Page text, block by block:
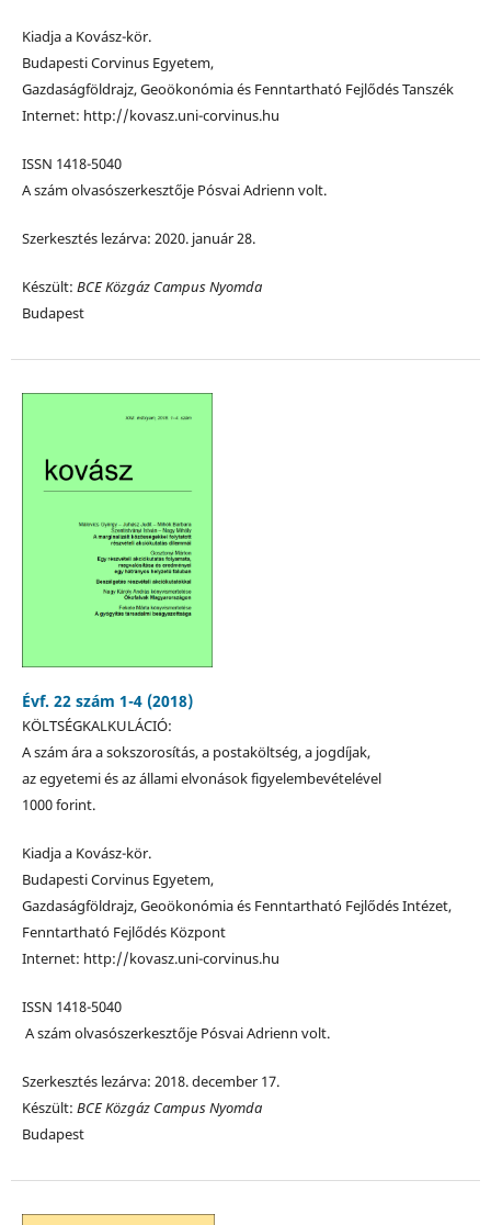
Kiadja a Kovász-kör.
Budapesti Corvinus Egyetem,
Gazdaságföldrajz, Geoökonómia és Fenntartható Fejlődés Tanszék
Internet: http://kovasz.uni-corvinus.hu
ISSN 1418-5040
A szám olvasószerkesztője Pósvai Adrienn volt.
Szerkesztés lezárva: 2020. január 28.
Készült: BCE Közgáz Campus Nyomda
Budapest
Évf. 22 szám 1-4 (2018)
KÖLTSÉGKALKULÁCIÓ:
A szám ára a sokszorosítás, a postaköltség, a jogdíjak,
az egyetemi és az állami elvonások figyelembevételével
1000 forint.
Kiadja a Kovász-kör.
Budapesti Corvinus Egyetem,
Gazdaságföldrajz, Geoökonómia és Fenntartható Fejlődés Intézet,
Fenntartható Fejlődés Központ
Internet: http://kovasz.uni-corvinus.hu
ISSN 1418-5040
A szám olvasószerkesztője Pósvai Adrienn volt.
Szerkesztés lezárva: 2018. december 17.
Készült: BCE Közgáz Campus Nyomda
Budapest